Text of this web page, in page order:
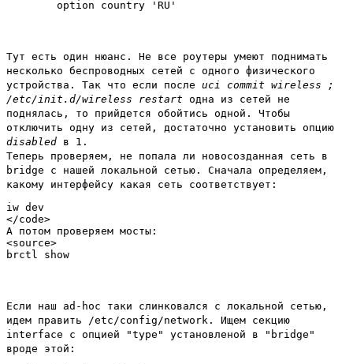
Тут есть один нюанс. Не все роутеры умеют поднимать
несколько беспроводных сетей с одного физического
устройства. Так что если после uci commit wireless ;
/etc/init.d/wireless restart одна из сетей не
поднялась, то прийдется обойтись одной. Чтобы
отключить одну из сетей, достаточно установить опцию
disabled в 1.
Теперь проверяем, не попала ли новосозданная сеть в
bridge с нашей локальной сетью. Сначала определяем,
какому интерфейсу какая сеть соответствует:
iw dev
</code>
А потом проверяем мосты:
<source>
Если наш ad-hoc таки слинковался с локальной сетью,
идем править /etc/config/network. Ищем секцию
interface с опцией "type" установленой в "bridge"
вроде этой: